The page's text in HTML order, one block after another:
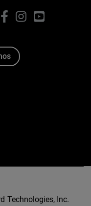
FacebookInstagramYouTube
Technologies, Inc.